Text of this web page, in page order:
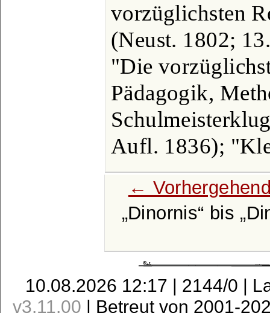
vorzüglichsten
(Neust. 1802;
"Die
Pädagogik,
Aufl. 1836);
←
Dinornis
bis
10.08.2026 12:17 | 2144/0 |
v3.11.00 | Betreut von 2001-